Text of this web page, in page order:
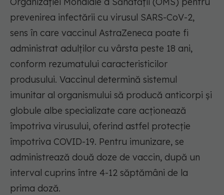
prevenirea infectării cu virusul SARS-CoV-2,
sens în care vaccinul AstraZeneca poate fi
administrat adulților cu vârsta peste 18 ani,
conform rezumatului caracteristicilor
produsului. Vaccinul determină sistemul
imunitar al organismului să producă anticorpi și
globule albe specializate care acționează
împotriva virusului, oferind astfel protecție
împotriva COVID-19. Pentru imunizare, se
administrează două doze de vaccin, după un
interval cuprins între 4-12 săptămâni de la
prima doză.